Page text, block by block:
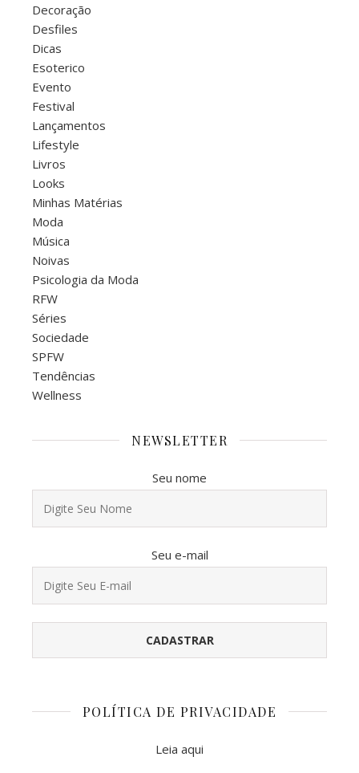
Decoração
Desfiles
Dicas
Esoterico
Evento
Festival
Lançamentos
Lifestyle
Livros
Looks
Minhas Matérias
Moda
Música
Noivas
Psicologia da Moda
RFW
Séries
Sociedade
SPFW
Tendências
Wellness
NEWSLETTER
Seu nome
Seu e-mail
POLÍTICA DE PRIVACIDADE
Leia aqui